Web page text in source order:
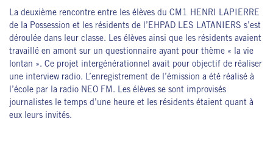
La deuxième rencontre entre les élèves du CM1 HENRI LAPIERRE
de la Possession et les résidents de l’EHPAD LES LATANIERS s’est
déroulée dans leur classe. Les élèves ainsi que les résidents avaient
travaillé en amont sur un questionnaire ayant pour thème « la vie
lontan ». Ce projet intergénérationnel avait pour objectif de réaliser
une interview radio. L’enregistrement de l’émission a été réalisé à
l’école par la radio NEO FM. Les élèves se sont improvisés
journalistes le temps d’une heure et les résidents étaient quant à
eux leurs invités.